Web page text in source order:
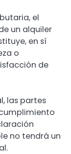
el
un alquiler
en sí
o
de
las partes
no tendrá un